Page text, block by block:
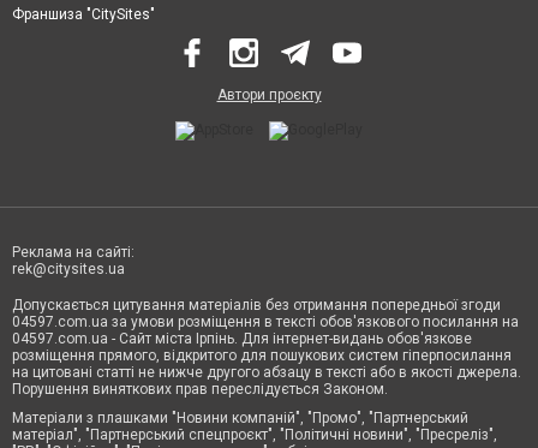
Франшиза "CitySites"
Автори проєкту
Реклама на сайті:
rek@citysites.ua
Допускається цитування матеріалів без отримання попередньої згоди
04597.com.ua за умови розміщення в тексті обов'язкового посилання на
04597.com.ua - Сайт міста Ірпінь. Для інтернет-видань обов'язкове
розміщення прямого, відкритого для пошукових систем гіперпосилання
на цитовані статті не нижче другого абзацу в тексті або в якості джерела.
Порушення виняткових прав переслідується Законом.
Матеріали з плашками "Новини компаній", "Промо", "Партнерський
матеріал", "Партнерський спецпроєкт", "Політичні новини", "Пресреліз",